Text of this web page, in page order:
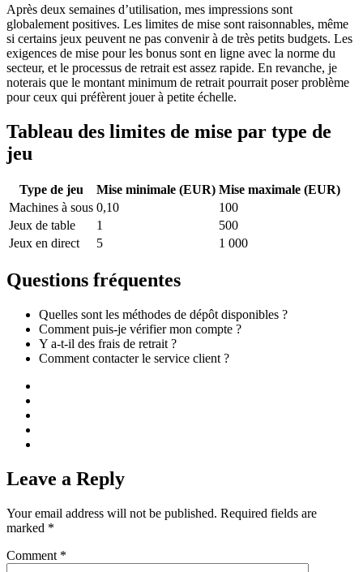
Après deux semaines d’utilisation, mes impressions sont
globalement positives. Les limites de mise sont raisonnables, même
si certains jeux peuvent ne pas convenir à de très petits budgets. Les
exigences de mise pour les bonus sont en ligne avec la norme du
secteur, et le processus de retrait est assez rapide. En revanche, je
noterais que le montant minimum de retrait pourrait poser problème
pour ceux qui préfèrent jouer à petite échelle.
Tableau des limites de mise par type de
jeu
Type de jeu Mise minimale (EUR) Mise maximale (EUR)
Machines à sous 0,10
100
Jeux de table
1
500
Jeux en direct
5 1 000
Questions fréquentes
Quelles sont les méthodes de dépôt disponibles ?
Comment puis-je vérifier mon compte ?
Y a-t-il des frais de retrait ?
Comment contacter le service client ?
Leave a Reply
Your email address will not be published. Required fields are
marked *
Comment *